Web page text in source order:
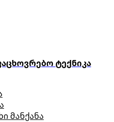
ტექნიკა
მანქანა